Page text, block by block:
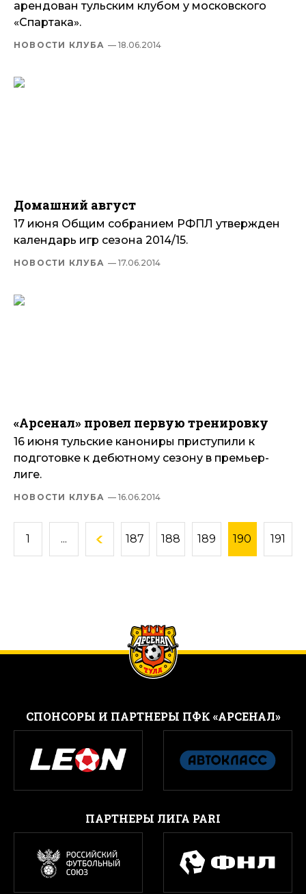
арендован тульским клубом у московского
«Спартака».
НОВОСТИ КЛУБА — 18.06.2014
Домашний август
17 июня Общим собранием РФПЛ утвержден
календарь игр сезона 2014/15.
НОВОСТИ КЛУБА — 17.06.2014
«Арсенал» провел первую тренировку
16 июня тульские канониры приступили к
подготовке к дебютному сезону в премьер-
лиге.
НОВОСТИ КЛУБА — 16.06.2014
1 ... 187 188 189 190 191
CПОНСОРЫ И ПАРТНЕРЫ ПФК «АРСЕНАЛ»
ПАРТНЕРЫ ЛИГА PARI